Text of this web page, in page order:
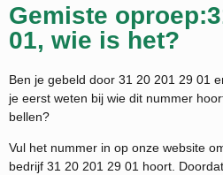
Gemiste
01, wie is het?
Ben je gebeld door 31 20 201 29 01
je eerst weten bij wie dit nummer
bellen?
Vul het nummer in op onze website
bedrijf 31 20 201 29 01 hoort.